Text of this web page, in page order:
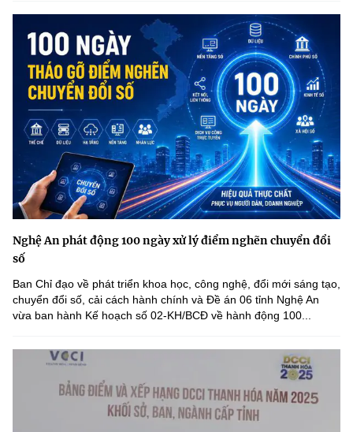
Nghệ An phát động 100 ngày xử lý điểm nghẽn chuyển đổi
số
Ban Chỉ đạo về phát triển khoa học, công nghệ, đổi mới sáng tạo,
chuyển đổi số, cải cách hành chính và Đề án 06 tỉnh Nghệ An
vừa ban hành Kế hoạch số 02-KH/BCĐ về hành động 100...